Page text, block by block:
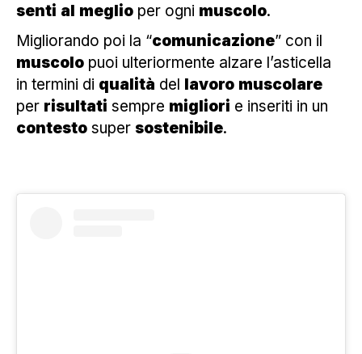
senti al meglio per ogni muscolo.
Migliorando poi la “comunicazione” con il
muscolo puoi ulteriormente alzare l’asticella
in termini di qualità del lavoro muscolare
per risultati sempre migliori e inseriti in un
contesto super sostenibile.